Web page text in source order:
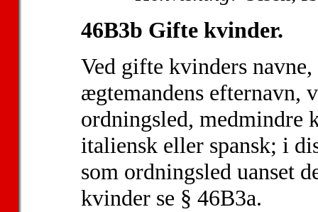
46B3b Gifte kvinder.
Ved gifte kvinders
ægtemandens efternavn,
ordningsled, medmindre
italiensk eller spansk; i
som ordningsled uanset
kvinder se § 46B3a.